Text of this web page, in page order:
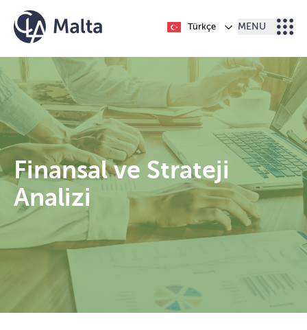
İçeriğe geç
Türkçe MENU
Finansal ve Strateji
Analizi